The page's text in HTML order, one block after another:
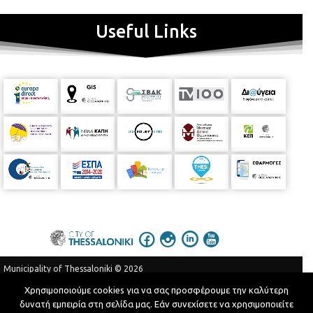
Useful Links
Municipality of Thessaloniki © 2026
Terms of Use
Privacy Policy
Telephone Catalog
Χρησιμοποιούμε cookies για να σας προσφέρουμε την καλύτερη
δυνατή εμπειρία στη σελίδα μας. Εάν συνεχίσετε να χρησιμοποιείτε